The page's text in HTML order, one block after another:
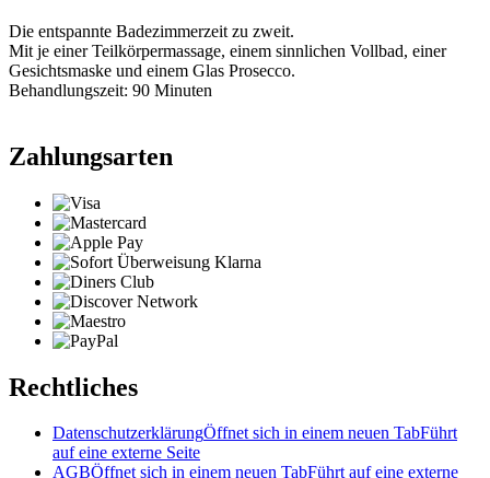
Die entspannte Badezimmerzeit zu zweit.
Mit je einer Teilkörpermassage, einem sinnlichen Vollbad, einer
Gesichtsmaske und einem Glas Prosecco.
Behandlungszeit: 90 Minuten
Zahlungsarten
Rechtliches
DatenschutzerklärungÖffnet sich in einem neuen TabFührt
auf eine externe Seite
AGBÖffnet sich in einem neuen TabFührt auf eine externe